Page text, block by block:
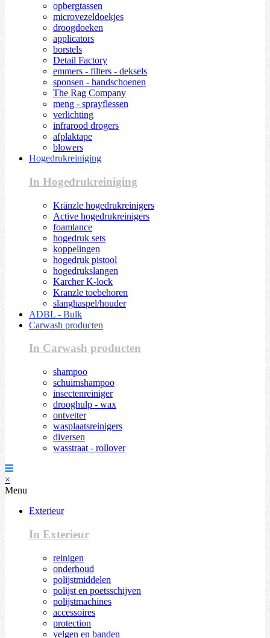
opbergtassen
microvezeldoekjes
droogdoeken
applicators
borstels
Detail Factory
emmers - filters - deksels
sponsen - handschoenen
The Rag Company
meng - sprayflessen
verlichting
infrarood drogers
afplaktape
blowers
Hogedrukreiniging
In Hogedrukreiniging
Kränzle hogedrukreinigers
Active hogedrukreinigers
foamlance
hogedruk sets
koppelingen
hogedruk pistool
hogedrukslangen
Karcher K-lock
Kranzle toebehoren
slanghaspel/houder
ADBL - Bulk
Carwash producten
In Carwash producten
shampoo
schuimshampoo
insectenreiniger
drooghulp - wax
ontvetter
wasplaatsreinigers
diversen
wasstraat - rollover
×
Menu
Exterieur
In Exterieur
reinigen
onderhoud
polijstmiddelen
polijst en poetsschijven
polijstmachines
accessoires
protection
velgen en banden